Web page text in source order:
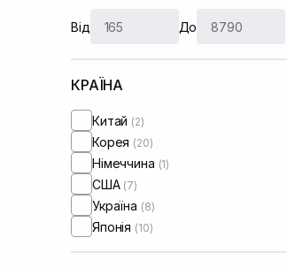
Від До
КРАЇНА
Китай (2)
Корея (20)
Німеччина (1)
США (7)
Україна (8)
Японія (10)